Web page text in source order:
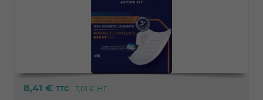
8,41 € TTC 7,01 € HT